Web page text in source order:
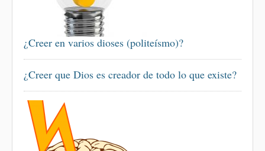
¿Creer en varios dioses (politeísmo)?
¿Creer que Dios es creador de todo lo que existe?